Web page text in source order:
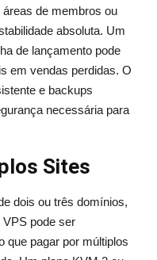
de membros ou
absoluta. Um
de lançamento pode
em vendas perdidas. O
e backups
necessária para
Sites
dois ou três domínios,
pode ser
que pagar por múltiplos